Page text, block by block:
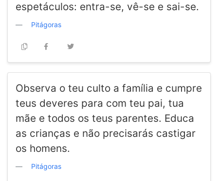
espetáculos: entra-se, vê-se e sai-se.
Pitágoras
Observa o teu culto a família e cumpre
teus deveres para com teu pai, tua
mãe e todos os teus parentes. Educa
as crianças e não precisarás castigar
os homens.
Pitágoras